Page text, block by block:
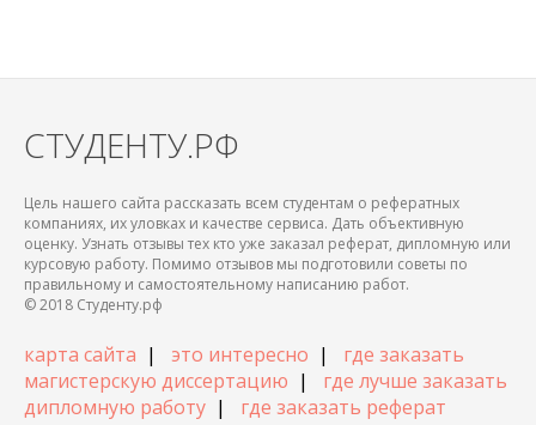
СТУДЕНТУ.РФ
Цель нашего сайта рассказать всем студентам о рефератных
компаниях, их уловках и качестве сервиса. Дать объективную
оценку. Узнать отзывы тех кто уже заказал реферат, дипломную или
курсовую работу. Помимо отзывов мы подготовили советы по
правильному и самостоятельному написанию работ.
© 2018 Студенту.рф
карта сайта | это интересно | где заказать
магистерскую диссертацию | где лучше заказать
дипломную работу | где заказать реферат